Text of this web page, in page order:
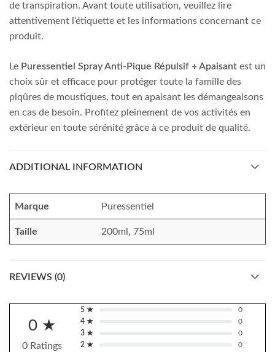
de transpiration. Avant toute utilisation, veuillez lire
attentivement l’étiquette et les informations concernant ce
produit.
Le Puressentiel Spray Anti-Pique Répulsif + Apaisant est un
choix sûr et efficace pour protéger toute la famille des
piqûres de moustiques, tout en apaisant les démangeaisons
en cas de besoin. Profitez pleinement de vos activités en
extérieur en toute sérénité grâce à ce produit de qualité.
ADDITIONAL INFORMATION
Marque Puressentiel
Taille 200ml, 75ml
REVIEWS (0)
0 ★
0 Ratings
5 ★
0
4 ★
0
3 ★
0
2 ★
0